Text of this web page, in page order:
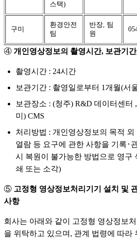
스택)
구미
환경안전
팀
반장, 팀
원
④ 개인영상정보의 촬영시간, 보관기
촬영시간 : 24시간
보관기간 : 촬영일로부터 1개월(서
보관장소 : (청주) R&D 데이터센터
미) CMS
처리방법 : 개인영상정보의 목적 외
열람 등 요구에 관한 사항을 기록･
시 복원이 불가능한 방법으로 영구
쇄 또는 소각)
⑤ 고정형 영상정보처리기기 설치 및
사항
회사는 아래와 같이 고정형 영상정보
을 위탁하고 있으며, 관계 법령에 따라